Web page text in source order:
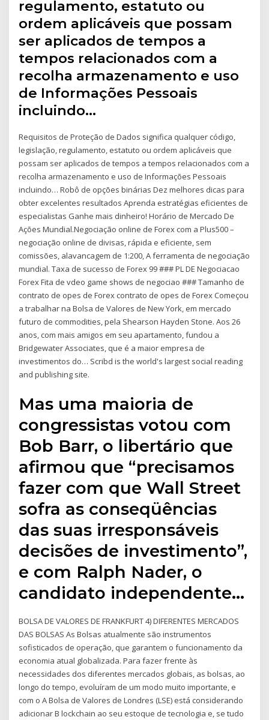
regulamento, estatuto ou
ordem aplicáveis que possam
ser aplicados de tempos a
tempos relacionados com a
recolha armazenamento e uso
de Informações Pessoais
incluindo…
Requisitos de Proteção de Dados significa qualquer código,
legislação, regulamento, estatuto ou ordem aplicáveis que
possam ser aplicados de tempos a tempos relacionados com a
recolha armazenamento e uso de Informações Pessoais
incluindo… Robô de opções binárias Dez melhores dicas para
obter excelentes resultados Aprenda estratégias eficientes de
especialistas Ganhe mais dinheiro! Horário de Mercado De
Ações Mundial.Negociação online de Forex com a Plus500 –
negociação online de divisas, rápida e eficiente, sem
comissões, alavancagem de 1:200, A ferramenta de negociação
mundial. Taxa de sucesso de Forex 99 ### PL DE Negociacao
Forex Fita de vdeo game shows de negociao ### Tamanho de
contrato de opes de Forex contrato de opes de Forex Começou
a trabalhar na Bolsa de Valores de New York, em mercado
futuro de commodities, pela Shearson Hayden Stone. Aos 26
anos, com mais amigos em seu apartamento, fundou a
Bridgewater Associates, que é a maior empresa de
investimentos do… Scribd is the world's largest social reading
and publishing site.
Mas uma maioria de
congressistas votou com
Bob Barr, o libertário que
afirmou que “precisamos
fazer com que Wall Street
sofra as conseqüências
das suas irresponsáveis
decisões de investimento”,
e com Ralph Nader, o
candidato independente…
BOLSA DE VALORES DE FRANKFURT 4) DIFERENTES MERCADOS
DAS BOLSAS As Bolsas atualmente são instrumentos
sofisticados de operação, que garantem o funcionamento da
economia atual globalizada. Para fazer frente às
necessidades dos diferentes mercados globais, as bolsas, ao
longo do tempo, evoluíram de um modo muito importante, e
com o A Bolsa de Valores de Londres (LSE) está considerando
adicionar B lockchain ao seu estoque de tecnologia e, se tudo